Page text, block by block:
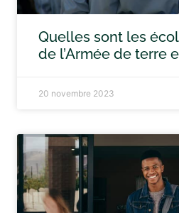
Quelles sont les
de l’Armée de terre
20 novembre 2023